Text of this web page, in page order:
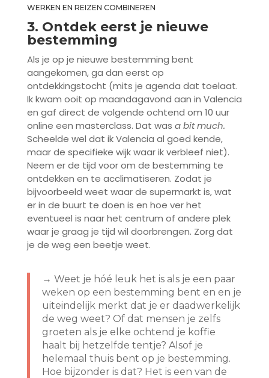
WERKEN EN REIZEN COMBINEREN
3. Ontdek eerst je nieuwe
bestemming
Als je op je nieuwe bestemming bent
aangekomen, ga dan eerst op
ontdekkingstocht (mits je agenda dat toelaat.
Ik kwam ooit op maandagavond aan in Valencia
en gaf direct de volgende ochtend om 10 uur
online een masterclass. Dat was a bit much.
Scheelde wel dat ik Valencia al goed kende,
maar de specifieke wijk waar ik verbleef niet).
Neem er de tijd voor om de bestemming te
ontdekken en te acclimatiseren. Zodat je
bijvoorbeeld weet waar de supermarkt is, wat
er in de buurt te doen is en hoe ver het
eventueel is naar het centrum of andere plek
waar je graag je tijd wil doorbrengen. Zorg dat
je de weg een beetje weet.
→ Weet je hóé leuk het is als je een paar
weken op een bestemming bent en en je
uiteindelijk merkt dat je er daadwerkelijk
de weg weet? Of dat mensen je zelfs
groeten als je elke ochtend je koffie
haalt bij hetzelfde tentje? Alsof je
helemaal thuis bent op je bestemming.
Hoe bijzonder is dat? Het is een van de